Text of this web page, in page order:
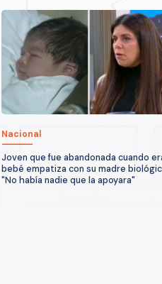
Nacional
Joven que fue abandonada cuando
bebé empatiza con su madre
"No había nadie que la apoyara"